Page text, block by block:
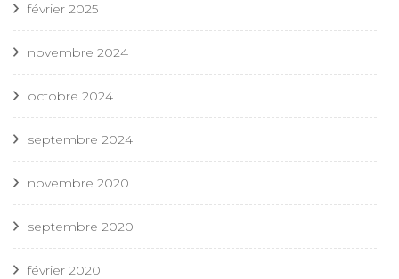
février 2025
novembre 2024
octobre 2024
septembre 2024
novembre 2020
septembre 2020
février 2020